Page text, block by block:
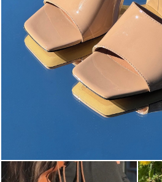
The most-wanted mules and